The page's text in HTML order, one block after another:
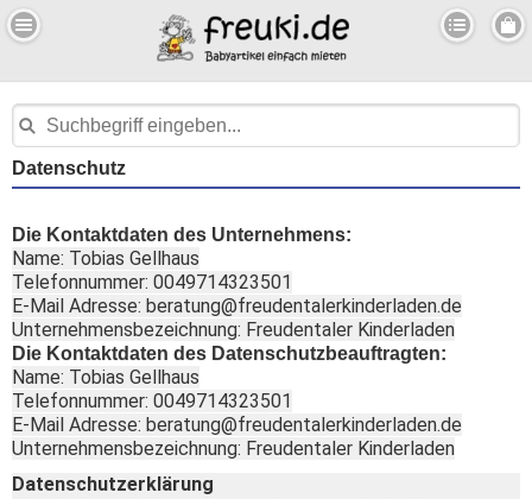
Datenschutz
Die Kontaktdaten des Unternehmens:
Name: Tobias Gellhaus
Telefonnummer: 0049714323501
E-Mail Adresse: beratung@freudentalerkinderladen.de
Unternehmensbezeichnung: Freudentaler Kinderladen
Die Kontaktdaten des Datenschutzbeauftragten:
Name: Tobias Gellhaus
Telefonnummer: 0049714323501
E-Mail Adresse: beratung@freudentalerkinderladen.de
Unternehmensbezeichnung: Freudentaler Kinderladen
Datenschutzerklärung